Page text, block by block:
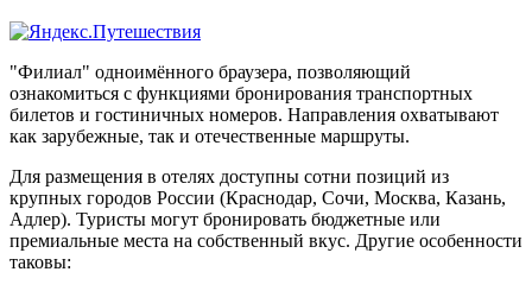
"Филиал" одноимённого браузера, позволяющий
ознакомиться с функциями бронирования транспортных
билетов и гостиничных номеров. Направления охватывают
как зарубежные, так и отечественные маршруты.
Для размещения в отелях доступны сотни позиций из
крупных городов России (Краснодар, Сочи, Москва, Казань,
Адлер). Туристы могут бронировать бюджетные или
премиальные места на собственный вкус. Другие особенности
таковы: